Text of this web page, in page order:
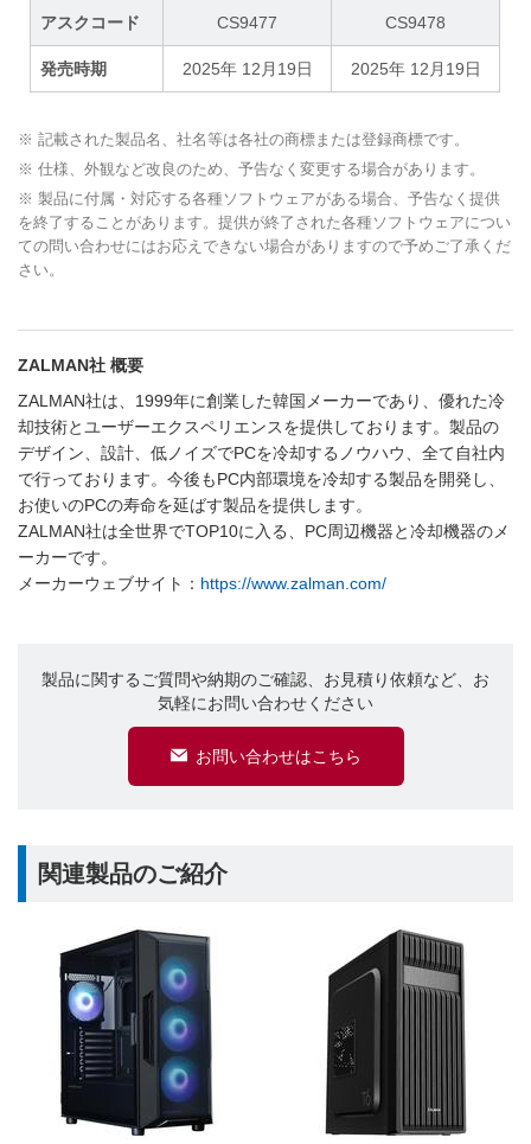
アスクコード CS9477 CS9478
発売時期 2025年 12月19日 2025年 12月19日
※ 記載された製品名、社名等は各社の商標または登録商標です。
※ 仕様、外観など改良のため、予告なく変更する場合があります。
※ 製品に付属・対応する各種ソフトウェアがある場合、予告なく提供
を終了することがあります。提供が終了された各種ソフトウェアについ
ての問い合わせにはお応えできない場合がありますので予めご了承くだ
さい。
ZALMAN社 概要
ZALMAN社は、1999年に創業した韓国メーカーであり、優れた冷
却技術とユーザーエクスペリエンスを提供しております。製品の
デザイン、設計、低ノイズでPCを冷却するノウハウ、全て自社内
で行っております。今後もPC内部環境を冷却する製品を開発し、
お使いのPCの寿命を延ばす製品を提供します。
ZALMAN社は全世界でTOP10に入る、PC周辺機器と冷却機器のメ
ーカーです。
メーカーウェブサイト： https://www.zalman.com/
製品に関するご質問や納期のご確認、お見積り依頼など、お
気軽にお問い合わせください
お問い合わせはこちら
関連製品のご紹介